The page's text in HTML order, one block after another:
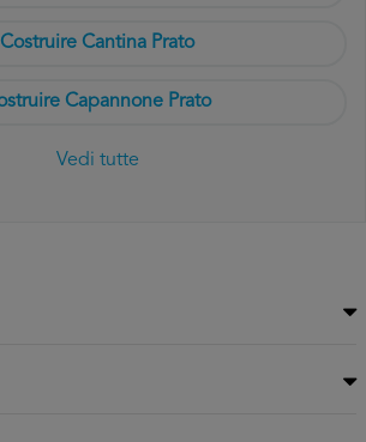
Costruire Cantina Prato
Capannone Prato
Vedi tutte